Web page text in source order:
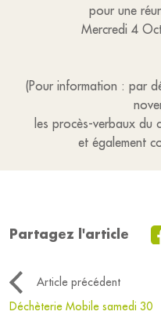
pour une
Mercredi 4
(Pour information : par
les procès-verbaux du
et également
Partagez l'article
Article précédent
Déchèterie Mobile samedi 30